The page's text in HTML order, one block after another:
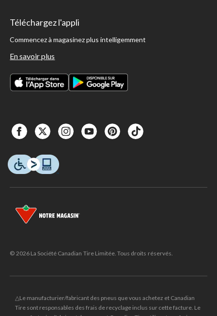
Téléchargez l'appli
Commencez à magasinez plus intelligemment
En savoir plus
© 2026 La Société Canadian Tire Limitée. Tous droits réservés.
△Le manufacturier/fabricant des pneus que vous achetez et Canadian
Tire sont responsables des frais de recyclage inclus sur cette facture. Le